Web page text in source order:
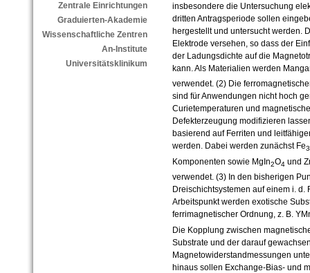
Zentrale Einrichtungen
Graduierten-Akademie
Wissenschaftliche Zentren
An-Institute
Universitätsklinikum
insbesondere die Untersuchung
dritten Antragsperiode sollen
hergestellt und untersucht werden.
Elektrode versehen, so dass der
der Ladungsdichte auf die
kann. Als Materialien werden
verwendet. (2) Die
sind für Anwendungen nicht hoch
Curietemperaturen und
Defekterzeugung modifizieren
basierend auf Ferriten und
werden. Dabei werden zunächst Fe3
Komponenten sowie MgIn2O4 und
verwendet. (3) In den bisherigen
Dreischichtsystemen auf einem i.
Arbeitspunkt werden exotische
ferrimagnetischer Ordnung, z. B.
Die Kopplung zwischen
Substrate und der darauf
Magnetowiderstandmessungen
hinaus sollen Exchange-Bias- und